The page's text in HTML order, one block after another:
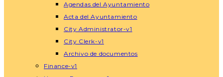
Agendas del Ayuntamiento
Acta del Ayuntamiento
City Administrator-v1
City Clerk-v1
Archivo de documentos
Finance-v1